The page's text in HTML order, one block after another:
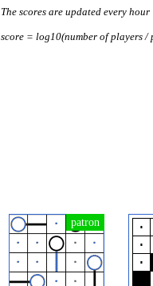
The scores are updated every hour
score = log10(number of players /